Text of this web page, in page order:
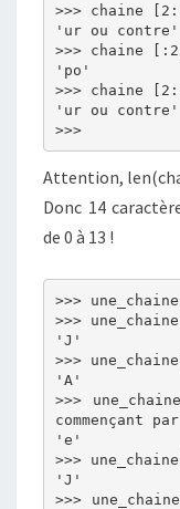
>>> chaine
'ur ou contre'
>>> chaine
'po'
>>> chaine
'ur ou contre'
Attention,
Donc 14
de 0 à 13 !
>>>
>>>
'J'
>>>
'A'
>>>
commençant
'e'
>>>
'J'
>>>